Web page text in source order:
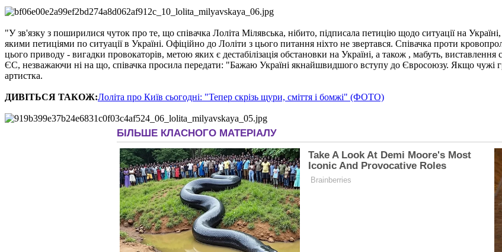
"У зв'язку з поширилися чуток про те, що співачка Лоліта Мілявська, нібито, підписала петицію щодо ситуації на
якими петиціями по ситуації в Україні. Офіційно до Лоліти з цього питання ніхто не звертався. Співачка проти
цього приводу - вигадки провокаторів, метою яких є дестабілізація обстановки на Україні, а також , мабуть,
ЄС, незважаючи ні на що, співачка просила передати: "Бажаю Україні якнайшвидшого вступу до Євросоюзу. Якщо чужі
артистка.
ДИВІТЬСЯ ТАКОЖ:Лоліта про Київ сьогодні: "Тепер скрізь щури, сміття і бомжі" (ФОТО)